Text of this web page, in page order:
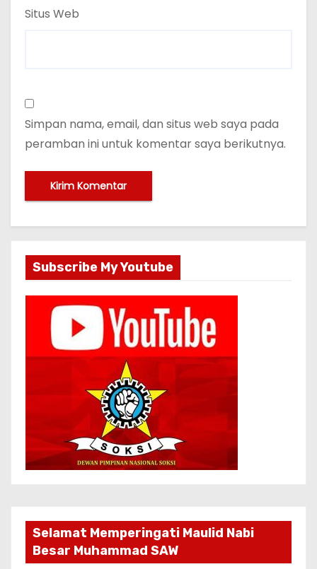
Situs Web
Simpan nama, email, dan situs web saya pada
peramban ini untuk komentar saya berikutnya.
Subscribe My Youtube
Selamat Memperingati Maulid Nabi
Besar Muhammad SAW